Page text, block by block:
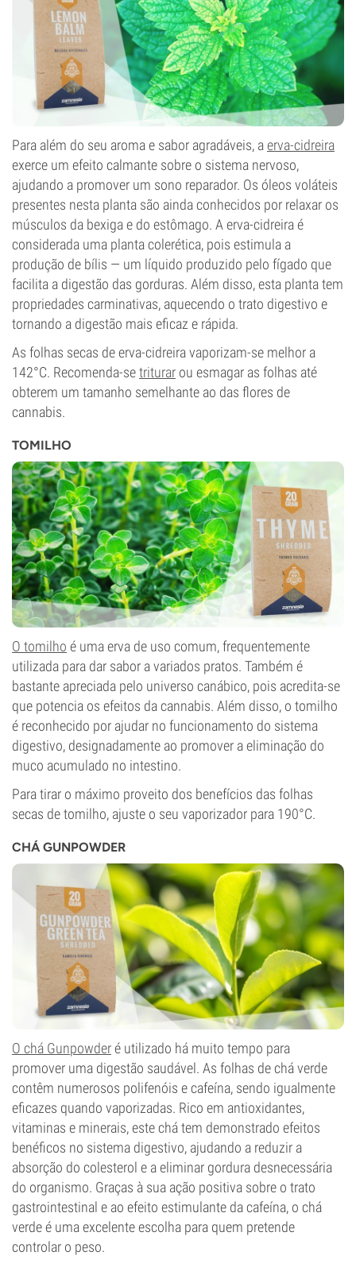
Para além do seu aroma e sabor agradáveis, aerva-cidreira
exerce um efeito calmante sobre o sistema nervoso,
ajudando a promover um sono reparador. Os óleos voláteis
presentes nesta planta são ainda conhecidos por relaxar os
músculos da bexiga e do estômago. A erva-cidreira é
considerada uma planta colerética, pois estimula a
produção de bílis — um líquido produzido pelo fígado que
facilita a digestão das gorduras. Além disso, esta planta tem
propriedades carminativas, aquecendo o trato digestivo e
tornando a digestão mais eficaz e rápida.
As folhas secas de erva-cidreira vaporizam-se melhor a
142°C. Recomenda-setriturar ou esmagar as folhas até
obterem um tamanho semelhante ao das flores de
cannabis.
TOMILHO
O tomilho é uma erva de uso comum, frequentemente
utilizada para dar sabor a variados pratos. Também é
bastante apreciada pelo universo canábico, pois acredita-se
que potencia os efeitos da cannabis. Além disso, o tomilho
é reconhecido por ajudar no funcionamento do sistema
digestivo, designadamente ao promover a eliminação do
muco acumulado no intestino.
Para tirar o máximo proveito dos benefícios das folhas
secas de tomilho, ajuste o seu vaporizador para 190°C.
CHÁ GUNPOWDER
O chá Gunpowderé utilizado há muito tempo para
promover uma digestão saudável. As folhas de chá verde
contêm numerosos polifenóis e cafeína, sendo igualmente
eficazes quando vaporizadas. Rico em antioxidantes,
vitaminas e minerais, este chá tem demonstrado efeitos
benéficos no sistema digestivo, ajudando a reduzir a
absorção do colesterol e a eliminar gordura desnecessária
do organismo. Graças à sua ação positiva sobre o trato
gastrointestinal e ao efeito estimulante da cafeína, o chá
verde é uma excelente escolha para quem pretende
controlar o peso.